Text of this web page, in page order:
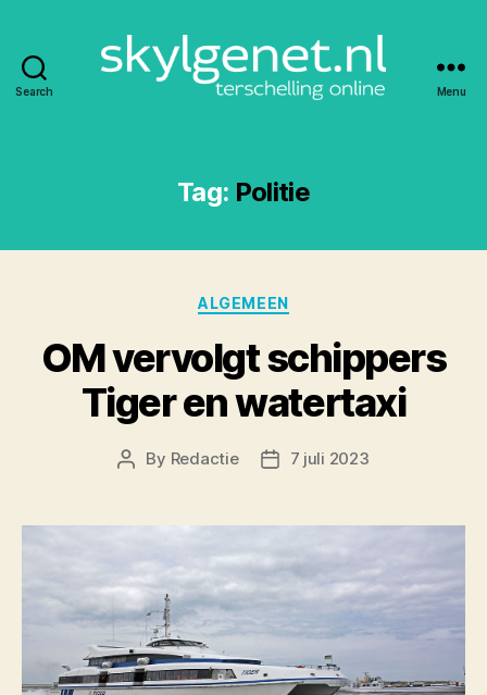
Search
online
Menu
Tag: Politie
Categories
ALGEMEEN
OM vervolgt schippers
Tiger en watertaxi
Post
By Redactie
Post7 juli 2023